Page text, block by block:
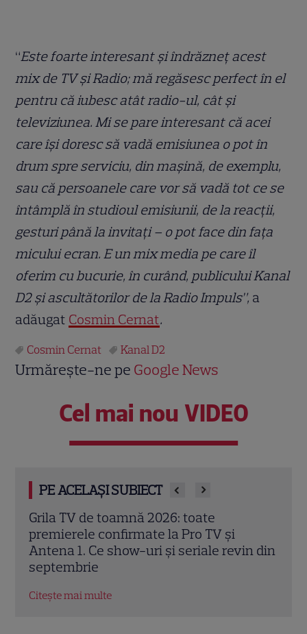
“Este foarte interesant și îndrăzneț acest
mix de TV și Radio; mă regăsesc perfect în el
pentru că iubesc atât radio-ul, cât și
televiziunea. Mi se pare interesant că acei
care își doresc să vadă emisiunea o pot în
drum spre serviciu, din mașină, de exemplu,
sau că persoanele care vor să vadă tot ce se
întâmplă în studioul emisiunii, de la reacții,
gesturi până la invitați – o pot face din fața
micului ecran. E un mix media pe care îl
oferim cu bucurie, în curând, publicului Kanal
D2 și ascultătorilor de la Radio Impuls”, a
adăugat Cosmin Cernat.
Cosmin Cernat Kanal D2
Urmărește-ne pe Google News
Cel mai nou VIDEO
PE ACELAȘI SUBIECT
Schimbare majoră la „Vocea României”.
Sezonul 14 introduce Butonul „A doua
șansă” și un avantaj pentru Pavel Bartoș
Citește mai multe